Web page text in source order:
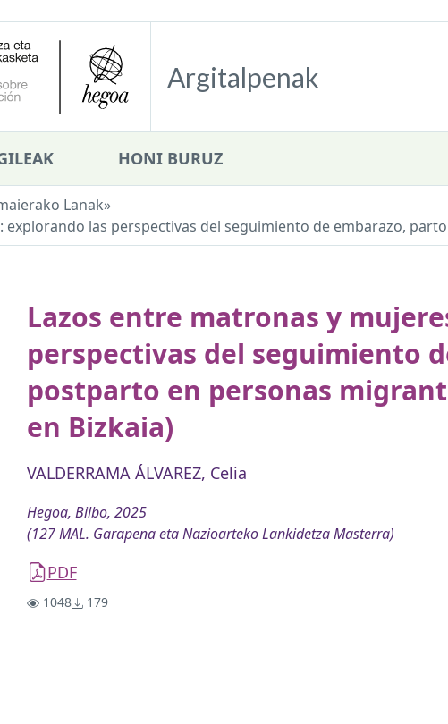
Argitalpenak
HONI BURUZ
Lanak»
las perspectivas del seguimiento de embarazo,
Lazos entre matronas y
perspectivas del seguimiento
postparto en personas
en Bizkaia)
VALDERRAMA ÁLVAREZ, Celia
Hegoa, Bilbo, 2025
(127 MAL. Garapena eta Nazioarteko Lankidetza Masterra)
PDF
1048 179